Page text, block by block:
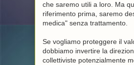
che saremo utili a loro. Ma
riferimento prima, saremo
medica" senza trattamento.
Se vogliamo proteggere il
dobbiamo invertire la
collettiviste potenzialmente